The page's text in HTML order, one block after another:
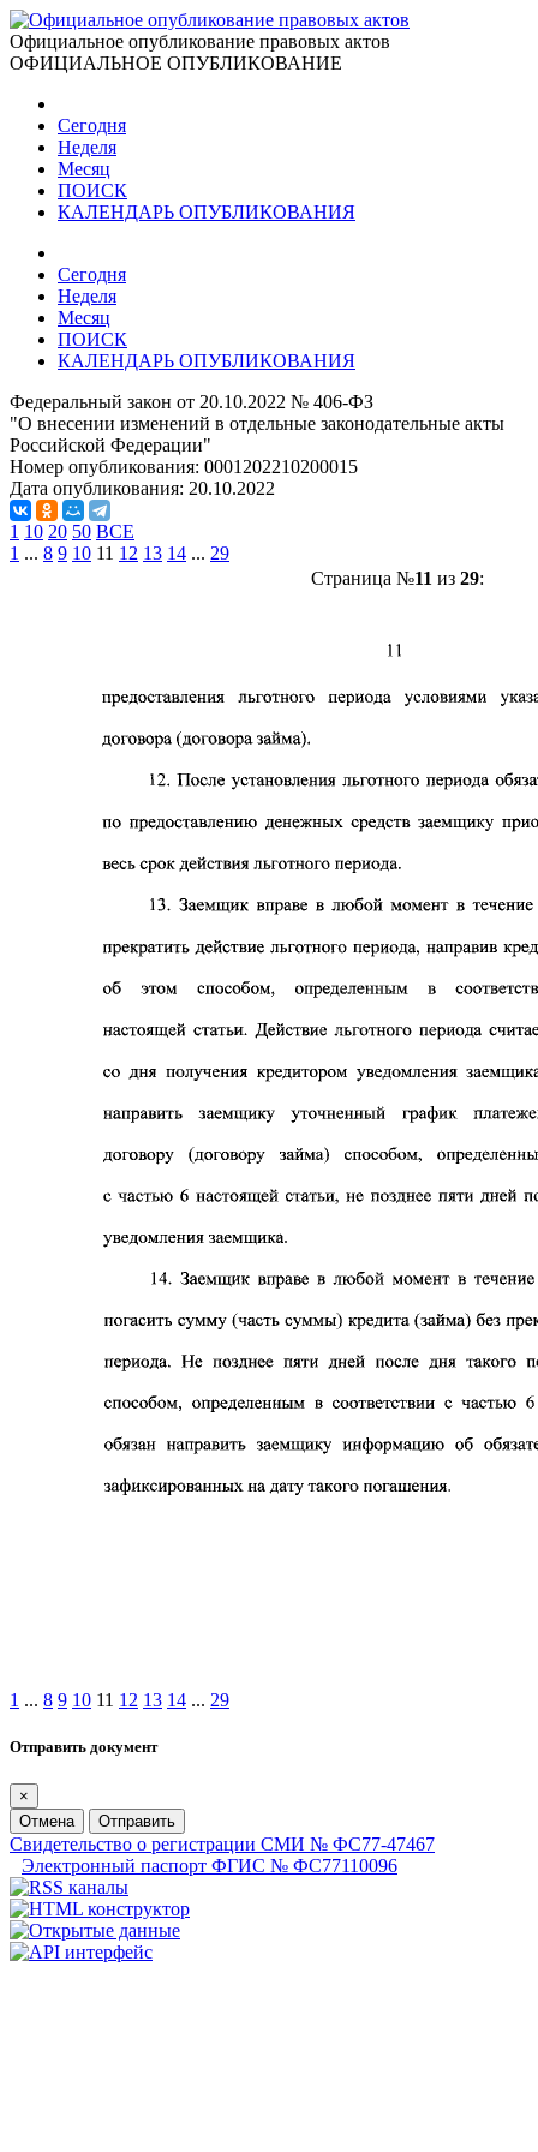
Официальное опубликование правовых актов
ОФИЦИАЛЬНОЕ ОПУБЛИКОВАНИЕ
Сегодня
Неделя
Месяц
ПОИСК
КАЛЕНДАРЬ ОПУБЛИКОВАНИЯ
Сегодня
Неделя
Месяц
ПОИСК
КАЛЕНДАРЬ ОПУБЛИКОВАНИЯ
Федеральный закон от 20.10.2022 № 406-ФЗ
"О внесении изменений в отдельные законодательные акты
Российской Федерации"
Номер опубликования: 0001202210200015
Дата опубликования: 20.10.2022
1 10 20 50 ВСЕ
1 ... 8 9 10 11 12 13 14 ... 29
Страница №11 из 29:
1 ... 8 9 10 11 12 13 14 ... 29
Отправить документ
×
Отмена
Отправить
Свидетельство о регистрации СМИ № ФС77-47467
Электронный паспорт ФГИС № ФС77110096